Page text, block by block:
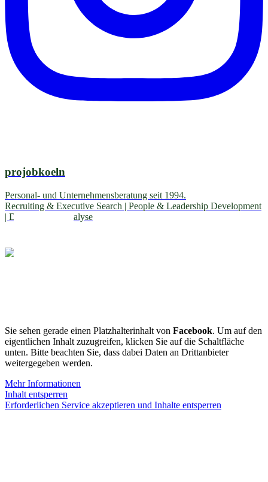
projobkoeln
Personal- und Unternehmensberatung seit 1994.
Recruiting & Executive Search | People & Leadership Development
| Diagnostik & Analyse
Sie sehen gerade einen Platzhalterinhalt von Facebook. Um auf den
eigentlichen Inhalt zuzugreifen, klicken Sie auf die Schaltfläche
unten. Bitte beachten Sie, dass dabei Daten an Drittanbieter
weitergegeben werden.
Mehr Informationen
Inhalt entsperren
Erforderlichen Service akzeptieren und Inhalte entsperren